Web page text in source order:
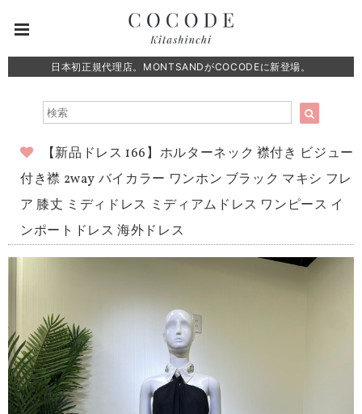
日本初正規代理店。MONTSANDがCOCODEに新登場。
【新品ドレス 166】ホルターネック 襟付き ビジュー
付き襟 2way バイカラー ワンホン ブラック マキシ フレ
ア 膝丈 ミディドレス ミディアムドレス ワンピース イ
ンポートドレス 海外ドレス